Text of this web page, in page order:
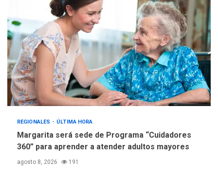
creación y manejo de
estadísticas de turismo
REGIONALES ÚLTIMA HORA
Margarita será sede de Programa “Cuidadores
360” para aprender a atender adultos mayores
agosto 8, 2026 191